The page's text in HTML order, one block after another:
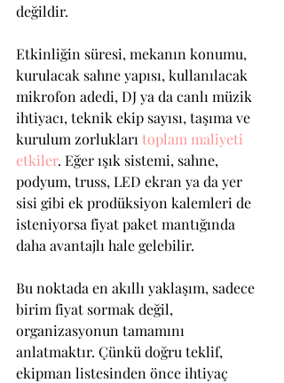
değildir.
Etkinliğin süresi, mekanın konumu,
kurulacak sahne yapısı, kullanılacak
mikrofon adedi, DJ ya da canlı müzik
ihtiyacı, teknik ekip sayısı, taşıma ve
kurulum zorlukları toplam maliyeti
etkiler. Eğer ışık sistemi, sahne,
podyum, truss, LED ekran ya da yer
sisi gibi ek prodüksiyon kalemleri de
isteniyorsa fiyat paket mantığında
daha avantajlı hale gelebilir.
Bu noktada en akıllı yaklaşım, sadece
birim fiyat sormak değil,
organizasyonun tamamını
anlatmaktır. Çünkü doğru teklif,
ekipman listesinden önce ihtiyaç